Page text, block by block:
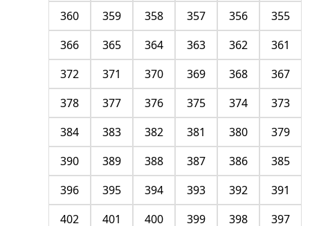
355
356
357
358
359
360
361
362
363
364
365
366
367
368
369
370
371
372
373
374
375
376
377
378
379
380
381
382
383
384
385
386
387
388
389
390
391
392
393
394
395
396
397
398
399
400
401
402